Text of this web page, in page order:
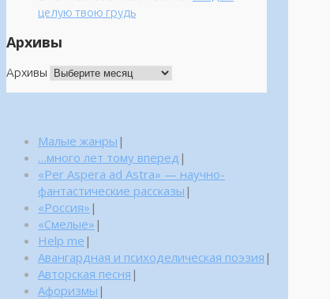
целую твою грудь
Архивы
Архивы
Малые жанры |
…много лет тому вперед |
«Per Aspera ad Astra» — научно-
фантастические рассказы |
«Россия» |
«Смелые» |
Help me |
Авангардная и психоделическая поэзия |
Авторская песня |
Афоризмы |